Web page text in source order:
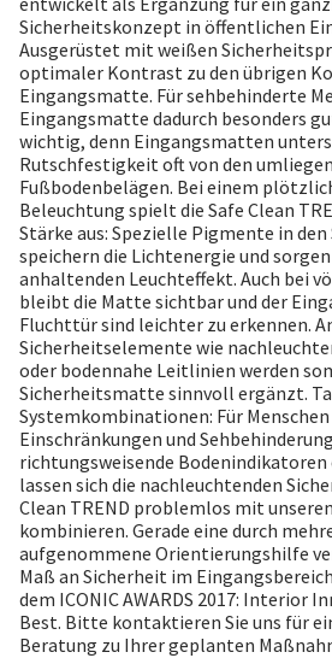
Sicherheitskonzept in öffentlichen
Ausgerüstet mit weißen
optimaler Kontrast zu den übrigen
Eingangsmatte. Für sehbehinderte
Eingangsmatte dadurch besonders
wichtig, denn Eingangsmatten
Rutschfestigkeit oft von den
Fußbodenbelägen. Bei einem
Beleuchtung spielt die Safe Clean
Stärke aus: Spezielle Pigmente in
speichern die Lichtenergie und
anhaltenden Leuchteffekt. Auch bei
bleibt die Matte sichtbar und der
Fluchttür sind leichter zu erkennen.
Sicherheitselemente wie
oder bodennahe Leitlinien werden
Sicherheitsmatte sinnvoll ergänzt.
Systemkombinationen: Für
Einschränkungen und
richtungsweisende Bodenindikatoren
lassen sich die nachleuchtenden
Clean TREND problemlos mit
kombinieren. Gerade eine durch
aufgenommene Orientierungshilfe
Maß an Sicherheit im
dem ICONIC AWARDS 2017: Interior
Best. Bitte kontaktieren Sie uns für
Beratung zu Ihrer geplanten